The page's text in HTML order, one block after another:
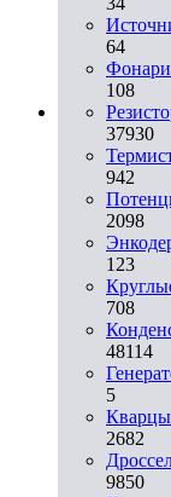
64
108
37930
942
2098
123
708
48114
5
2682
9850